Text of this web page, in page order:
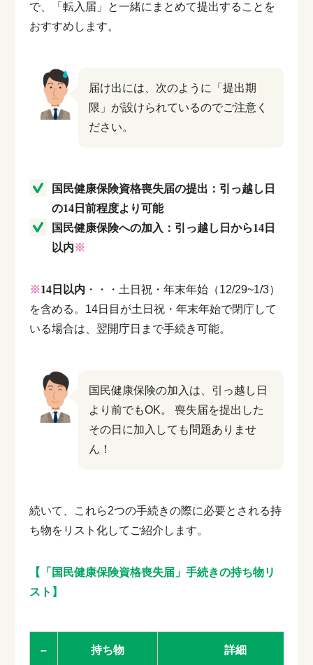
で、「転入届」と一緒にまとめて提出することを
おすすめします。
届け出には、次のように「提出期
限」が設けられているのでご注意く
ださい。
国民健康保険資格喪失届の提出：引っ越し日
の14日前程度より可能
国民健康保険への加入：引っ越し日から14日
以内※
※14日以内 ・・・土日祝・年末年始（12/29~1/3）
を含める。14日目が土日祝・年末年始で閉庁して
いる場合は、翌開庁日まで手続き可能。
国民健康保険の加入は、引っ越し日
より前でもOK。
喪失届を提出した
その日に加入しても問題ありませ
ん！
続いて、これら2つの手続きの際に必要とされる持
ち物をリスト化してご紹介します。
【「国民健康保険資格喪失届」手続きの持ち物リ
スト】
– 持ち物 詳細